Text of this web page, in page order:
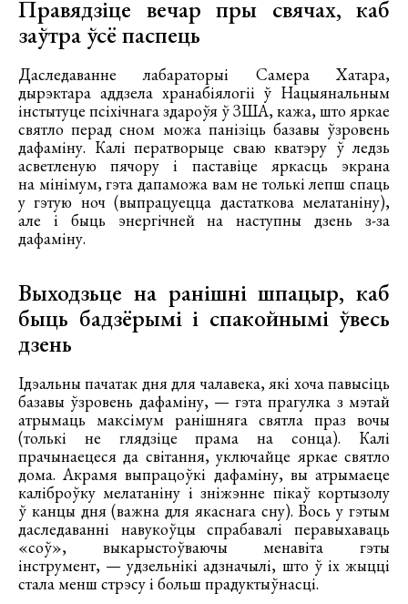
Правядзіце вечар пры свячах, каб
заўтра ўсё паспець
Даследаванне лабараторыі Самера Хатара,
дырэктара аддзела хранабіялогіі ў Нацыянальным
інстытуце псіхічнага здароўя ў ЗША, кажа, што яркае
святло перад сном можа панізіць базавы ўзровень
дафаміну. Калі ператворыце сваю кватэру ў ледзь
асветленую пячору і паставіце яркасць экрана
на мінімум, гэта дапаможа вам не толькі лепш спаць
у гэтую ноч (выпрацуецца дастаткова мелатаніну),
але і быць энергічней на наступны дзень з-за
дафаміну.
Выходзьце на ранішні шпацыр, каб
быць бадзёрымі і спакойнымі ўвесь
дзень
Ідэальны пачатак дня для чалавека, які хоча павысіць
базавы ўзровень дафаміну, — гэта прагулка з мэтай
атрымаць максімум ранішняга святла праз вочы
(толькі не глядзіце прама на сонца). Калі
прачынаецеся да світання, уключайце яркае святло
дома. Акрамя выпрацоўкі дафаміну, вы атрымаеце
каліброўку мелатаніну і зніжэнне пікаў кортызолу
ў канцы дня (важна для якаснага сну). Вось у гэтым
даследаванні навукоўцы спрабавалі перавыхаваць
«соў», выкарыстоўваючы менавіта гэты
інструмент, — удзельнікі адзначылі, што ў іх жыцці
стала менш стрэсу і больш прадуктыўнасці.